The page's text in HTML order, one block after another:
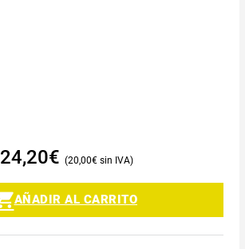
24,20€ 20,00€
AÑADIR AL CARRITO